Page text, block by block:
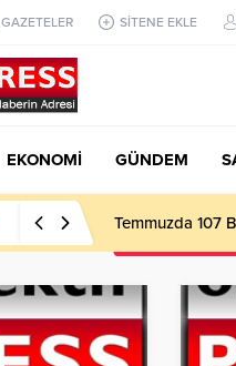
GAZETELER SİTENE EKLE
EKONOMİ GÜNDEM
Temmuzda 107